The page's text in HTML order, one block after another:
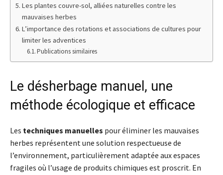
Les plantes couvre-sol, alliées naturelles contre les
mauvaises herbes
L’importance des rotations et associations de cultures pour
limiter les adventices
Publications similaires
Le désherbage manuel, une
méthode écologique et efficace
Les techniques manuelles pour éliminer les mauvaises
herbes représentent une solution respectueuse de
l’environnement, particulièrement adaptée aux espaces
fragiles où l’usage de produits chimiques est proscrit. En